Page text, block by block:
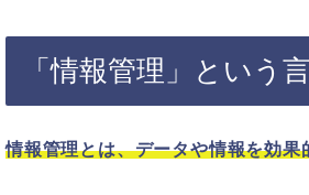
「情報管理」という
情報管理とは、データや情報を効